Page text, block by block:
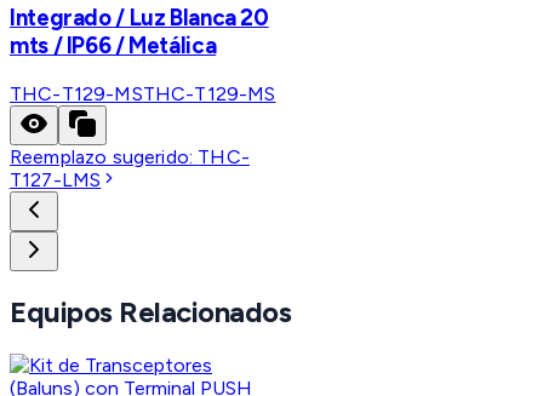
Integrado / Luz Blanca 20
mts / IP66 / Metálica
THC-T129-MSTHC-T129-MS
Reemplazo sugerido: THC-
T127-LMS
Equipos Relacionados